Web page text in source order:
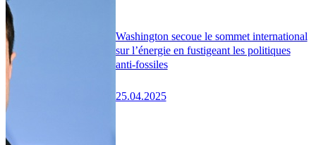
Washington secoue le sommet international
sur l’énergie en fustigeant les politiques
anti-fossiles
25.04.2025